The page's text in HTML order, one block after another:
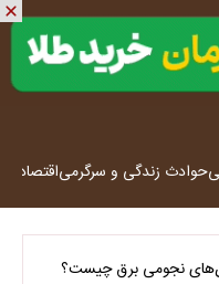
حوادث زندگی و سرگرمیاقتصاد
نجومی برق چیست؟